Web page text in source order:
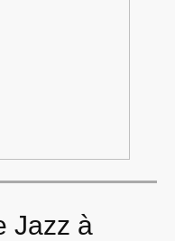
Jazz à